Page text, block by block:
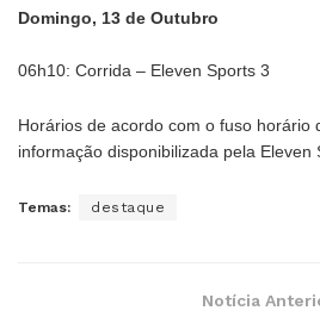
Domingo, 13 de Outubro
06h10: Corrida – Eleven Sports 3
Horários de acordo com o fuso horário
informação disponibilizada pela Eleven
Temas: destaque
Notícia